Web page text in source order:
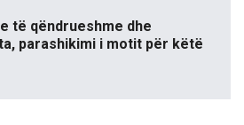
të qëndrueshme dhe
parashikimi i motit për këtë